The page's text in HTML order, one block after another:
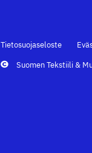
Tietosuojaseloste
Suomen Tekstiili &